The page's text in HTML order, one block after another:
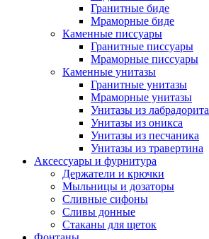
Гранитные биде
Мраморные биде
Каменные писсуары
Гранитные писсуары
Мраморные писсуары
Каменные унитазы
Гранитные унитазы
Мраморные унитазы
Унитазы из лабрадорита
Унитазы из оникса
Унитазы из песчаника
Унитазы из травертина
Аксессуары и фурнитура
Держатели и крючки
Мыльницы и дозаторы
Сливные сифоны
Сливы донные
Стаканы для щеток